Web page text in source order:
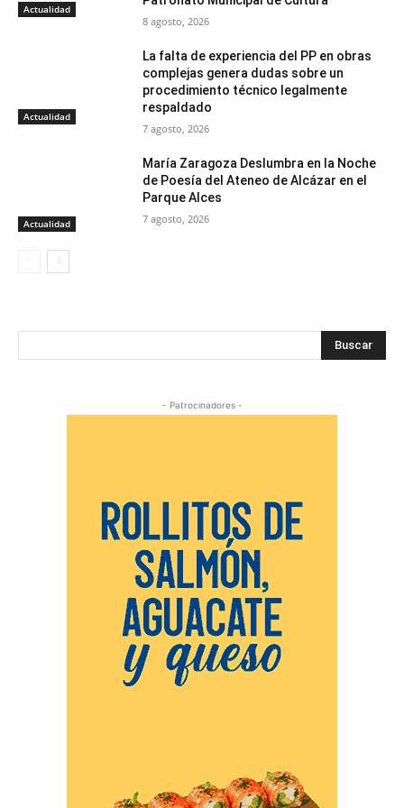
Actualidad
8 agosto, 2026
Actualidad
La falta de experiencia del PP en obras
complejas genera dudas sobre un
procedimiento técnico legalmente
respaldado
7 agosto, 2026
Actualidad
María Zaragoza Deslumbra en la Noche
de Poesía del Ateneo de Alcázar en el
Parque Alces
7 agosto, 2026
Buscar
- Patrocinadores -